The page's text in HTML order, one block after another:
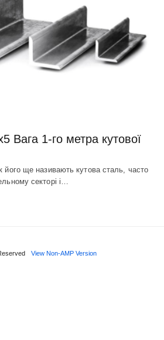
Вага 1-го метра кутової
його ще називають кутова сталь, часто
секторі і…
View Non-AMP Version